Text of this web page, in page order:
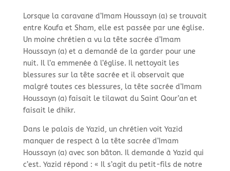
Lorsque la caravane d’Imam Houssayn (a) se trouvait
entre Koufa et Sham, elle est passée par une église.
Un moine chrétien a vu la tête sacrée d’Imam
Houssayn (a) et a demandé de la garder pour une
nuit. Il l’a emmenée à l’église. Il nettoyait les
blessures sur la tête sacrée et il observait que
malgré toutes ces blessures, la tête sacrée d’Imam
Houssayn (a) faisait le tilawat du Saint Qour’an et
faisait le dhikr.
Dans le palais de Yazid, un chrétien voit Yazid
manquer de respect à la tête sacrée d’Imam
Houssayn (a) avec son bâton. Il demande à Yazid qui
c’est. Yazid répond : « Il s’agit du petit-fils de notre